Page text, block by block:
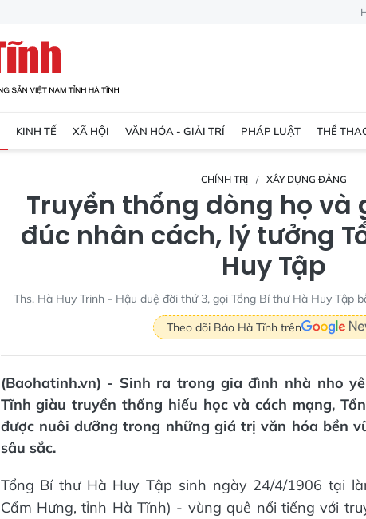
KINH TẾ XÃ HỘI VĂN HÓA - GIẢI TRÍ PHÁP LUẬT THỂ
CHÍNH TRỊ XÂY DỰNG ĐẢNG
Truyền thống dòng họ và
đúc nhân cách, lý tưởng
Huy Tập
Ths. Hà Huy Trinh - Hậu duệ đời thứ 3, gọi Tổng Bí thư Hà Huy Tập
Theo dõi Báo Hà Tĩnh trên
(Baohatinh.vn) - Sinh ra trong gia đình nhà nho
Tĩnh giàu truyền thống hiếu học và cách mạng,
được nuôi dưỡng trong những giá trị văn hóa bền
sâu sắc.
Tổng Bí thư Hà Huy Tập sinh ngày 24/4/1906 tại
Cẩm Hưng, tỉnh Hà Tĩnh) - vùng quê nổi tiếng với